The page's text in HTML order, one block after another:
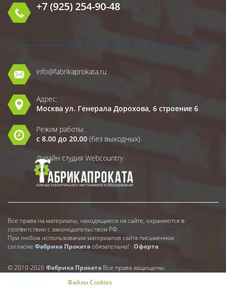
+7 (925) 254-90-48
info@fabrikaprokata.ru
Адрес:
Москва ул. Генерала Дорохова, 6 строение 6
Режим работы:
с 8.00 до 20.00 (без выходных)
Дизайн студия Webcountry
Все права на материалы, находящиеся на сайте, охраняются в
соответствии с законодательством РФ.
При любом использовании материалов сайта письменное
согласие Фабрика Прокатаобязательно! Оферта
© 2010-2026Фабрика Проката Все права защищены.
Файлы Cookies